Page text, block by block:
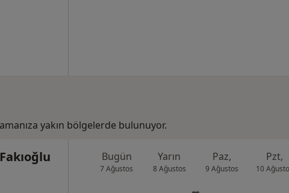
yakın bölgelerde bulunuyor.
Bugün
7 Ağustos
Yarın
8 Ağustos
Paz,
9 Ağustos
Pzt,
10